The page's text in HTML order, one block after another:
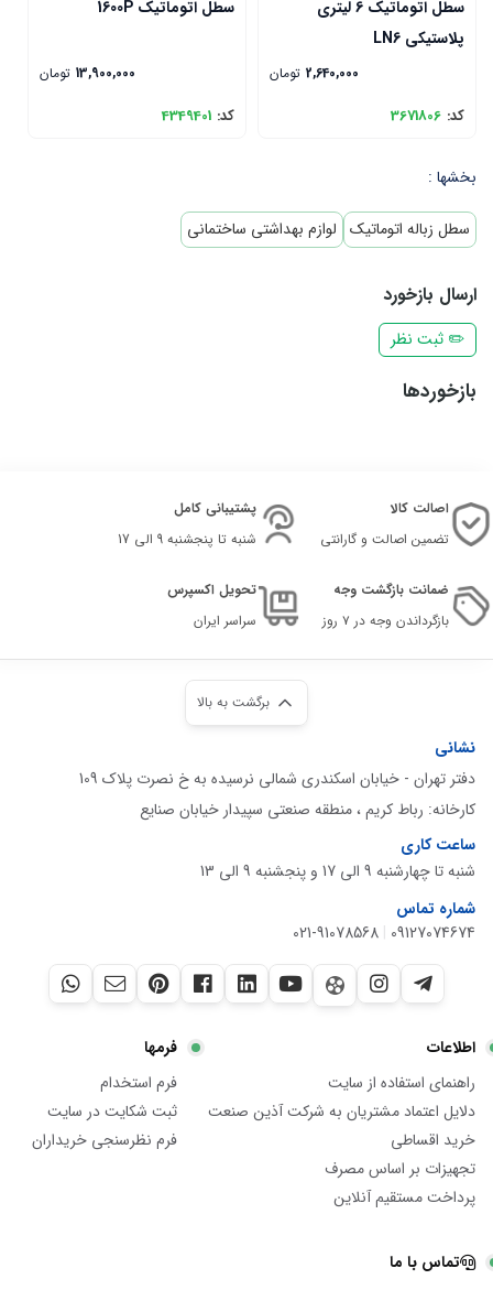
سطل اتوماتیک 6 لیتری
پلاستیکی LN6
2,640,000 تومان
کد: 3671806
سطل اتوماتیک 1600P
13,900,000 تومان
کد: 4349401
بخشها :
سطل زباله اتوماتیک لوازم بهداشتی ساختمانی
ارسال بازخورد
✏️ ثبت نظر
بازخوردها
اصالت کالا
تضمین اصالت و گارانتی
پشتیبانی کامل
شنبه تا پنجشنبه 9 الی 17
ضمانت بازگشت وجه
بازگرداندن وجه در ۷ روز
تحویل اکسپرس
سراسر ایران
برگشت به بالا
نشانی
دفتر تهران - خیابان اسکندری شمالی نرسیده به خ نصرت پلاک 109
کارخانه: رباط کریم ، منطقه صنعتی سپیدار خیابان صنایع
ساعت کاری
شنبه تا چهارشنبه 9 الی 17 و پنجشنبه 9 الی 13
شماره تماس
09127074674
|
021-91078568
اطلاعات
راهنمای استفاده از سایت
دلایل اعتماد مشتریان به شرکت آذین صنعت
خرید اقساطی
تجهیزات بر اساس مصرف
پرداخت مستقیم آنلاین
فرمها
فرم استخدام
ثبت شکایت در سایت
فرم نظرسنجی خریداران
تماس با ما